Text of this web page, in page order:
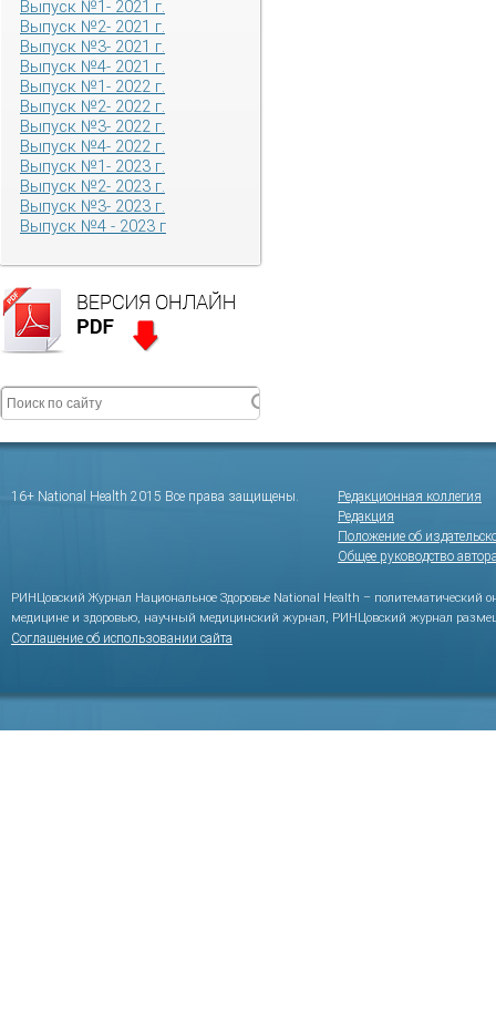
Выпуск №1- 2021 г.
Выпуск №2- 2021 г.
Выпуск №3- 2021 г.
Выпуск №4- 2021 г.
Выпуск №1- 2022 г.
Выпуск №2- 2022 г.
Выпуск №3- 2022 г.
Выпуск №4- 2022 г.
Выпуск №1- 2023 г.
Выпуск №2- 2023 г.
Выпуск №3- 2023 г.
Выпуск №4 - 2023 г
16+ National Health 2015 Все права защищены.
Редакционная коллегия
Редакция
Положение об
Общее руководство
РИНЦовский Журнал Национальное Здоровье National Health –
медицине и здоровью, научный медицинский журнал, РИНЦовский журнал
Соглашение об использовании сайта